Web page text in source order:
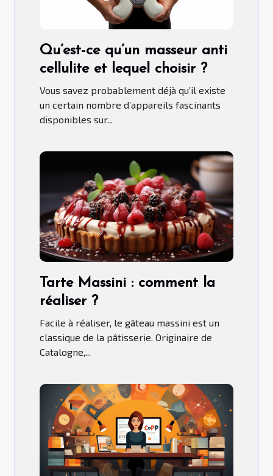
Qu’est-ce qu’un masseur anti
cellulite et lequel choisir ?
Vous savez probablement déjà qu’il existe
un certain nombre d’appareils fascinants
disponibles sur...
Tarte Massini : comment la
réaliser ?
Facile à réaliser, le gâteau massini est un
classique de la pâtisserie. Originaire de
Catalogne,...